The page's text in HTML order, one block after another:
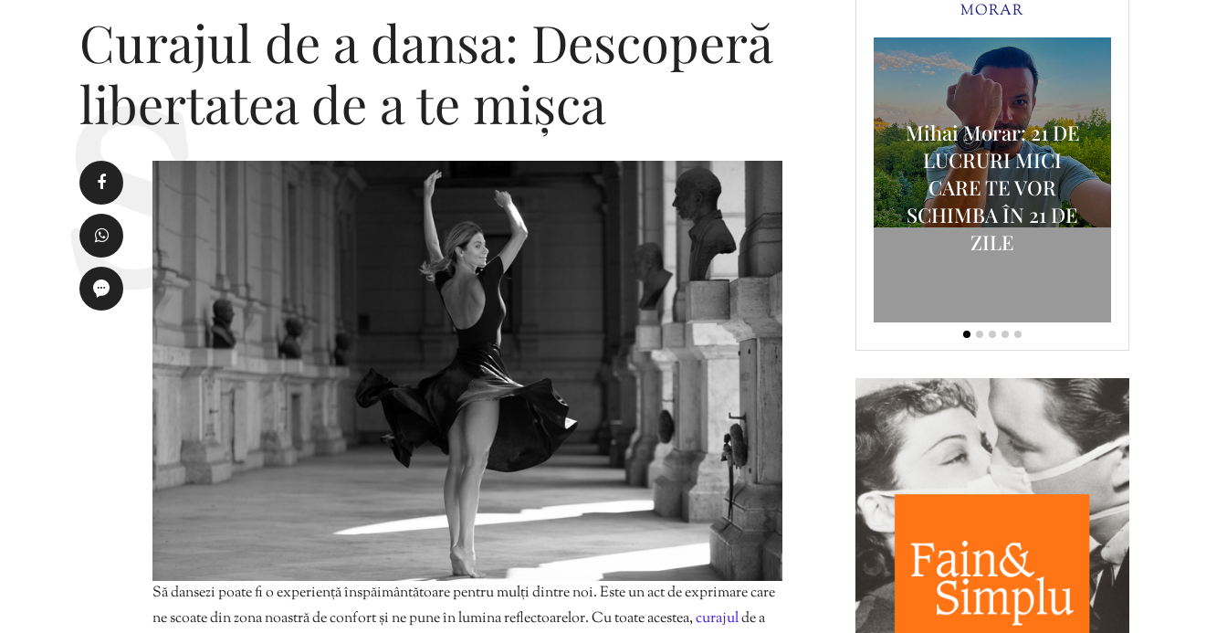
Curajul de a dansa: Descoperă
libertatea de a te mișca
Să dansezi poate fi o experiență înspăimântătoare pentru mulți dintre noi. Este un act de exprimare care
ne scoate din zona noastră de confort și ne pune în lumina reflectoarelor. Cu toate acestea,curajulde a
MORAR
Morar: CUM L-AM
SALVAT PE FĂT-
FRUMOS
Mihai Morar: 21 DE
LUCRURI MICI
CARE TE VOR
SCHIMBA ÎN 21 DE
ZILE